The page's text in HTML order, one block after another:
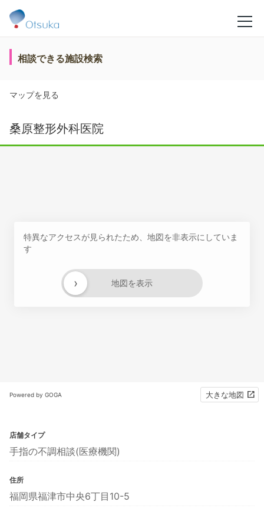
相談できる施設検索
マップを見る
桑原整形外科医院
特異なアクセスが見られたため、地図を非表示にしていま
す
地図を表示
›
Powered by GOGA 大きな地図
店舗タイプ
手指の不調相談(医療機関)
住所
福岡県福津市中央6丁目10-5